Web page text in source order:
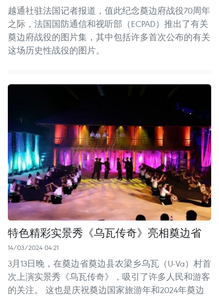
越通社驻法国记者报道，值此纪念奠边府战役70周年
之际，法国国防通信和视听部（ECPAD）推出了有关
奠边府战役的图片集，其中包括许多首次公布的有关
这场历史性战役的图片。
特色精彩实景秀《乌瓦传奇》亮相奠边省
14/03/2024 04:21
3月13日晚，在奠边省奠边县农梁乡乌瓦（U-Va）村首
次上演实景秀《乌瓦传奇》，吸引了许多人民和游客
的关注。 这也是庆祝奠边国家旅游年和2024年奠边